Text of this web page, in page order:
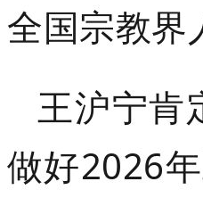
全国宗教界
王沪宁肯
做好2026